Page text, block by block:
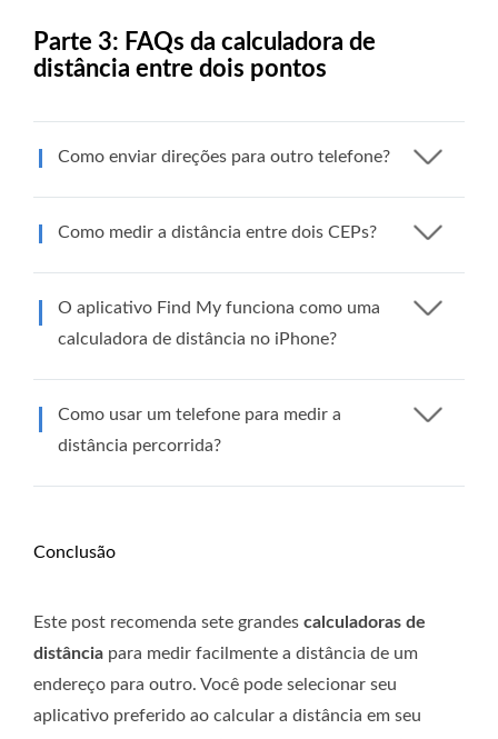
Parte 3: FAQs da calculadora de
distância entre dois pontos
Como enviar direções para outro telefone?
Como medir a distância entre dois CEPs?
O aplicativo Find My funciona como uma
calculadora de distância no iPhone?
Como usar um telefone para medir a
distância percorrida?
Conclusão
Este post recomenda sete grandes calculadoras de
distância para medir facilmente a distância de um
endereço para outro. Você pode selecionar seu
aplicativo preferido ao calcular a distância em seu